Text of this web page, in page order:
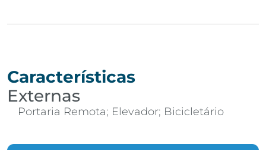
Características
Externas
Portaria Remota; Elevador; Bicicletário